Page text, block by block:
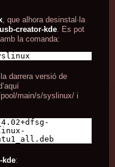
, que alhora desinstal·la
usb-creator-kde . Es pot
la comanda:
darrera versió de
main/s/syslinux/ i
kde: